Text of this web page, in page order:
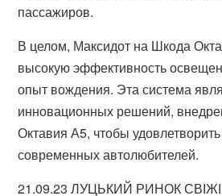
пассажиров.
В целом, Максидот на Шкода
высокую эффективность
опыт вождения. Эта система
инновационных решений,
Октавия А5, чтобы
современных автолюбителей.
21.09.23 ЛУЦЬКИЙ РИНОК СВІЖІ